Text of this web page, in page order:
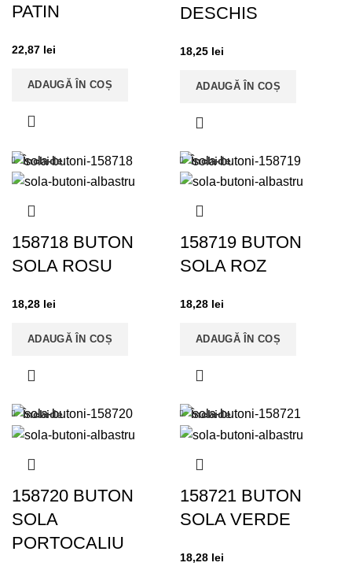
PATIN
22,87 lei
ADAUGĂ ÎN COȘ
DESCHIS
18,25 lei
ADAUGĂ ÎN COȘ
Închide
158718 BUTON
SOLA ROSU
18,28 lei
ADAUGĂ ÎN COȘ
Închide
158719 BUTON
SOLA ROZ
18,28 lei
ADAUGĂ ÎN COȘ
Închide
158720 BUTON
SOLA
PORTOCALIU
Închide
158721 BUTON
SOLA VERDE
18,28 lei